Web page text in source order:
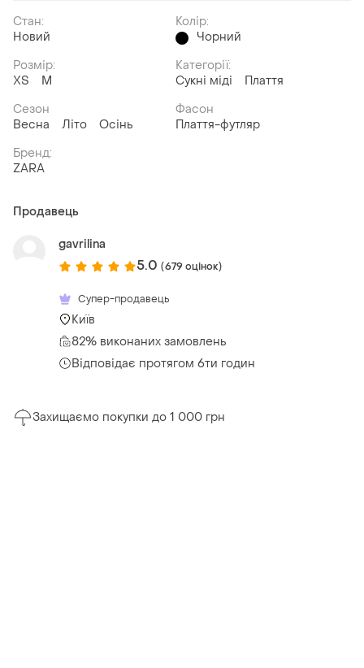
Стан:
Новий
Колір:
Чорний
Розмір:
ХS
M
Категорії:
Сукні міді
Плаття
Сезон
Весна
Літо Осінь
Фасон
Плаття-футляр
Бренд:
ZARA
Продавець
gavrilina
5.0 (679 оцінок)
Супер-продавець
Київ
82% виконаних замовлень
Відповідає протягом 6ти годин
Захищаємо покупки до 1 000 грн